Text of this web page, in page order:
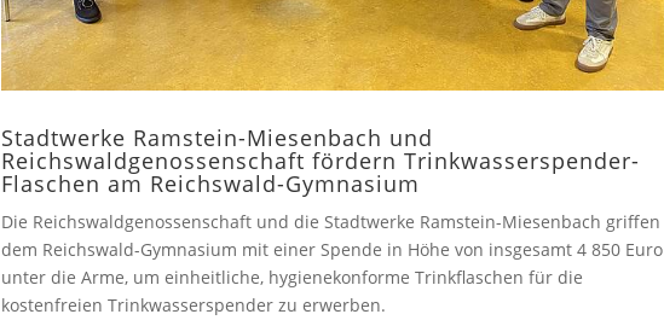
Stadtwerke Ramstein-Miesenbach und
Reichswaldgenossenschaft fördern Trinkwasserspender-
Flaschen am Reichswald-Gymnasium
Die Reichswaldgenossenschaft und die Stadtwerke Ramstein-Miesenbach griffen
dem Reichswald-Gymnasium mit einer Spende in Höhe von insgesamt 4 850 Euro
unter die Arme, um einheitliche, hygienekonforme Trinkflaschen für die
kostenfreien Trinkwasserspender zu erwerben.